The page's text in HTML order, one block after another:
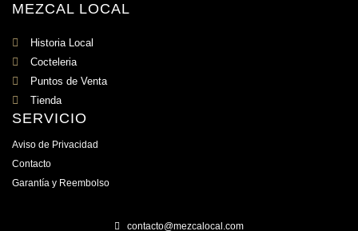
MEZCAL LOCAL
Historia Local
Cocteleria
Puntos de Venta
Tienda
SERVICIO
Aviso de Privacidad
Contacto
Garantía y Reembolso
contacto@mezcalocal.com